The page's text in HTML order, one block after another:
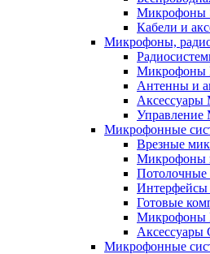
Микрофоны
Кабели и
Микрофоны,
Микрофоны
Антенны и
Аксессуары
Управление
Микрофонные
Врезные
Микрофоны
Готовые
Микрофоны
Аксессуары
Микрофонные